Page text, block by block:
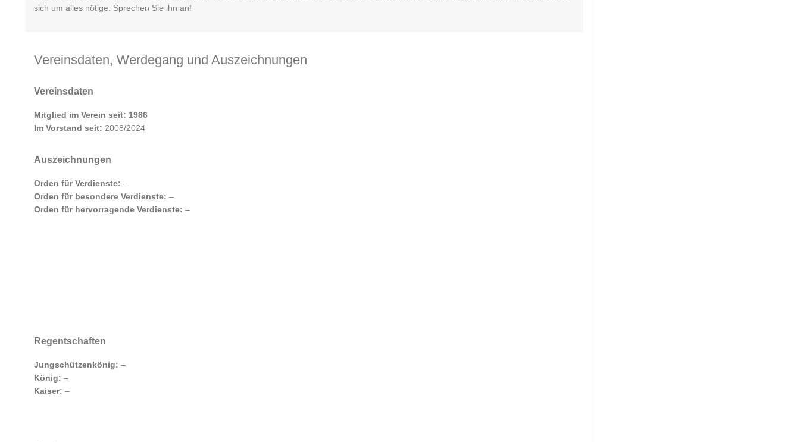
sich um alles nötige. Sprechen Sie ihn an!
Vereinsdaten, Werdegang und Auszeichnungen
Vereinsdaten
Mitglied im Verein seit: 1986
Im Vorstand seit: 2008/2024
Auszeichnungen
Orden für Verdienste: –
Orden für besondere Verdienste: –
Orden für hervorragende Verdienste: –
Regentschaften
Jungschützenkönig: –
König: –
Kaiser: –